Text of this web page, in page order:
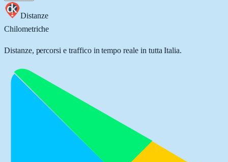
Distanze
Chilometriche
Distanze, percorsi e traffico in tempo reale in tutta Italia.